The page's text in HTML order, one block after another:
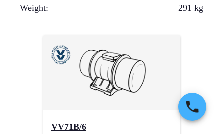
Weight: 291 kg
VV71B/6